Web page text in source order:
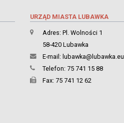
URZĄD MIASTA LUBAWKA
Adres: Pl. Wolności 1
58-420 Lubawka
E-mail: lubawka@lubawka.eu
Telefon: 75 741 15 88
Fax: 75 741 12 62